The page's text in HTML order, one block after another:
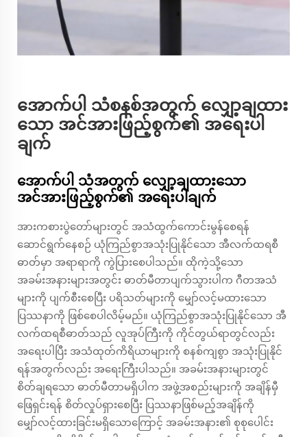
အောက်ပါ သံစနစ်အတွက် လျှော့ချထား
သော အင်အားဖြည့်စွက်၏ အရေးပါ
ချက်
အောက်ပါ သံအတွက် လျှော့ချထားသော
အင်အားဖြည့်စွက်၏ အရေးပါချက်
အားကစားပွဲတော်များတွင် အသံထွက်ကောင်းမွန်စေရန်
ဆောင်ရွက်နေစဉ် ယုံကြည်စွာအသုံးပြုနိုင်သော အီလက်ထရစီ
ဓာတ်မှာ အရာရာကို ကွဲပြားစေပါသည်။ ထိုကဲ့သို့သော
အခမ်းအနားများအတွင်း ဓာတ်မီတာပျက်သွားပါက ဂီတအသံ
များကို ပျက်စီးစေပြီး ပရိသတ်များကို မျှော်လင့်မထားသော
ပြဿနာကို ဖြစ်စေပါလိမ့်မည်။ ယုံကြည်စွာအသုံးပြုနိုင်သော အီ
လက်ထရစီဓာတ်သည် လူအုပ်ကြီးကို ကိုင်တွယ်ရာတွင်လည်း
အရေးပါပြီး အသံထုတ်ကိရိယာများကို စနစ်ကျစွာ အသုံးပြုနိုင်
ရန်အတွက်လည်း အရေးကြီးပါသည်။ အခမ်းအနားများတွင်
စိတ်ချရသော ဓာတ်မီတာမရှိပါက အဖွဲ့အစည်းများကို အချိန်မှီ
ဖြေရှင်းရန် စိတ်လှုပ်ရှားစေပြီး ပြဿနာဖြစ်မည့်အချိန်ကို
မျှော်လင့်ထားခြင်းမရှိသောကြောင့် အခမ်းအနား၏ စုစုပေါင်း